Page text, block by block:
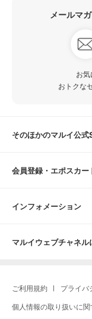
メールマ
お
おトクな
そのほかのマルイ公式
会員登録・エポスカー
インフォメーション
マルイウェブチャネル
ご利用規約 プライバ
個人情報の取り扱いに